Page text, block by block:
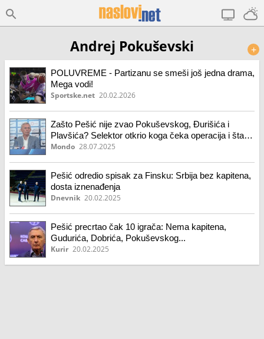
Andrej Pokuševski +
POLUVREME - Partizanu se smeši još jedna drama,
Mega vodi!
Sportske.net 20.02.2026
Zašto Pešić nije zvao Pokuševskog, Đurišića i
Plavšića? Selektor otkrio koga čeka operacija i šta
su problemi
Mondo 28.07.2025
Pešić odredio spisak za Finsku: Srbija bez kapitena,
dosta iznenađenja
Dnevnik 20.02.2025
Pešić precrtao čak 10 igrača: Nema kapitena,
Gudurića, Dobrića, Pokuševskog...
Kurir 20.02.2025